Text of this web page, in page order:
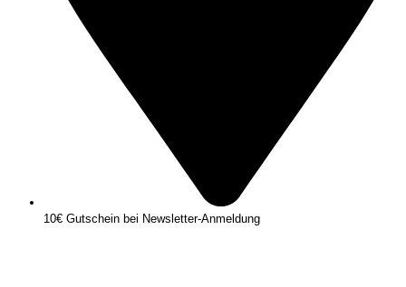
10€ Gutschein bei Newsletter-Anmeldung